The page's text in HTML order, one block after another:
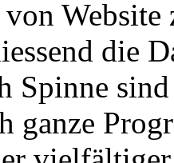
Website
die
Spinne
ganze